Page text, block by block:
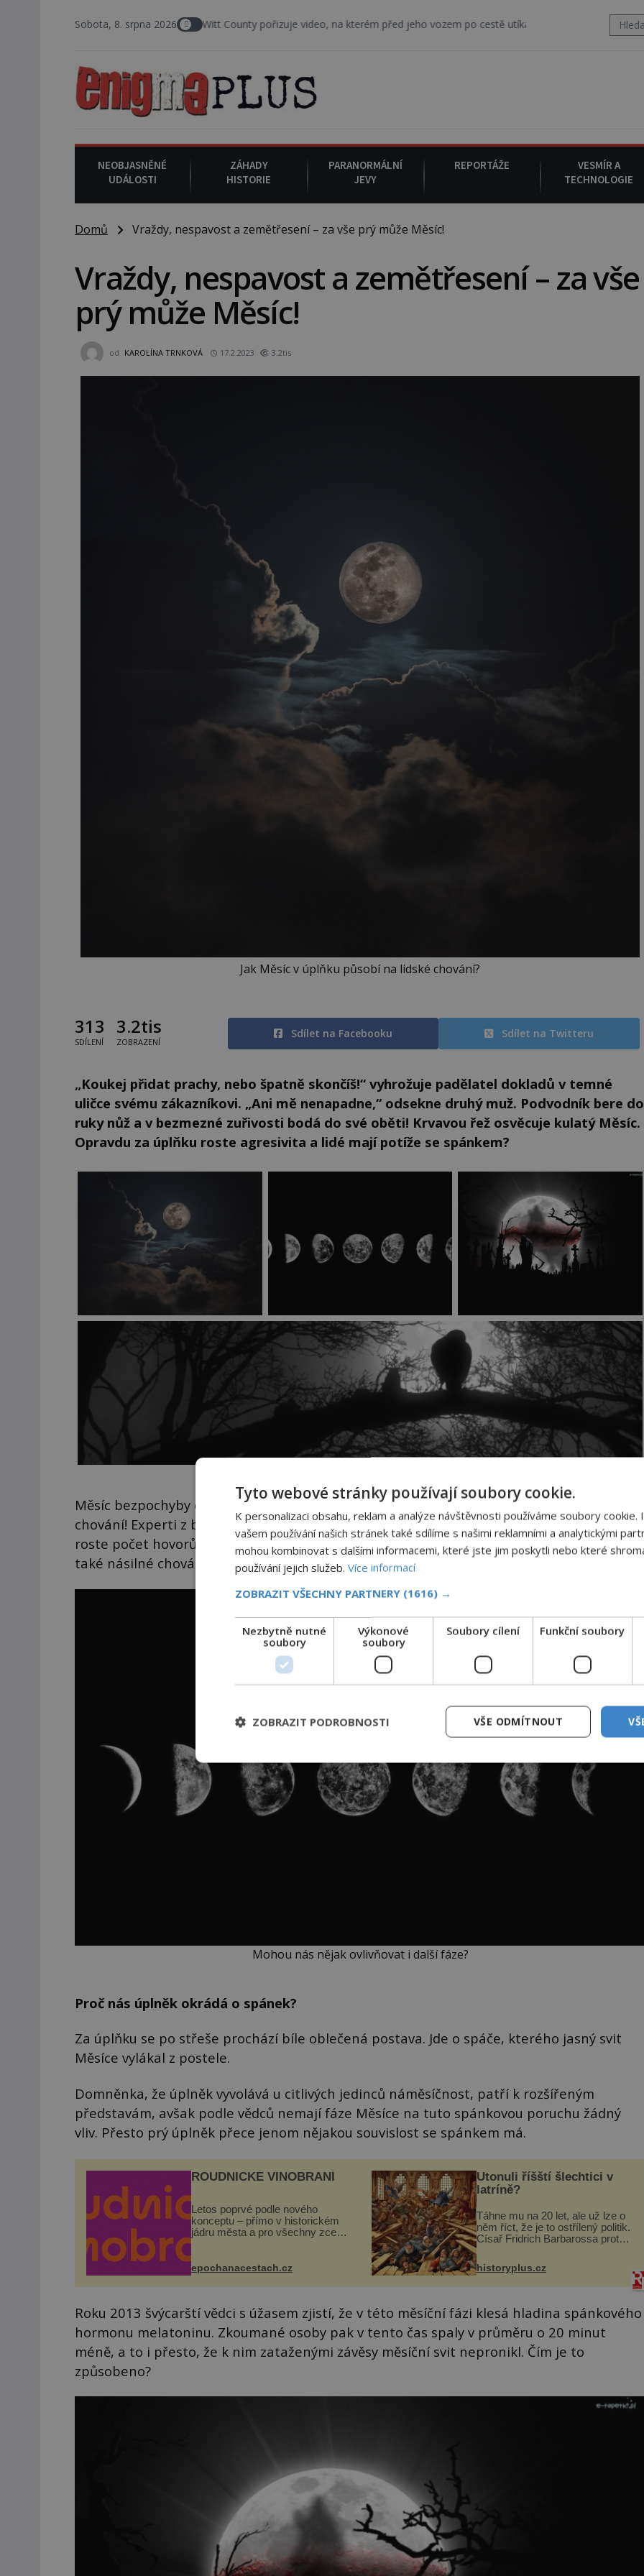
Sobota, 8. srpna 2026
šerifa v texaském DeWitt County pořizuje video, na kterém před jeho vozem po cestě utíká zvláštní psovitá šelma, údajně
NEOBJASNĚNÉ
UDÁLOSTI
ZÁHADY
HISTORIE
PARANORMÁLNÍ
JEVY
REPORTÁŽE
VESMÍR A
TECHNOLOGIE
Domů Vraždy, nespavost a zemětřesení – za vše prý může Měsíc!
Vraždy, nespavost a zemětřesení – za vše
prý může Měsíc!
od KAROLÍNA TRNKOVÁ 17.2.2023 3.2tis
Jak Měsíc v úplňku působí na lidské chování?
313
SDÍLENÍ
3.2tis
ZOBRAZENÍ
Sdílet na Facebooku Sdílet na Twitteru
„Koukej přidat prachy, nebo špatně skončíš!“ vyhrožuje padělatel dokladů v temné
uličce svému zákazníkovi. „Ani mě nenapadne,“ odsekne druhý muž. Podvodník bere do
ruky nůž a v bezmezné zuřivosti bodá do své oběti! Krvavou řež osvěcuje kulatý Měsíc.
Opravdu za úplňku roste agresivita a lidé mají potíže se spánkem?
Měsíc bezpochyby ovlivňuje dění na Zemi, zdá se ale, že tajemná luna ovlivňuje i lidské
chování! Experti z britské telekomunikační společnosti BT například zjistili, že za úplňku
roste počet hovorů a připojení k internetu. Jenže jak je to s tvrzeními, že úplněk vyvolává
také násilné chování?
Mohou nás nějak ovlivňovat i další fáze?
Proč nás úplněk okrádá o spánek?
Za úplňku se po střeše prochází bíle oblečená postava. Jde o spáče, kterého jasný svit
Měsíce vylákal z postele.
Domněnka, že úplněk vyvolává u citlivých jedinců náměsíčnost, patří k rozšířeným
představám, avšak podle vědců nemají fáze Měsíce na tuto spánkovou poruchu žádný
vliv. Přesto prý úplněk přece jenom nějakou souvislost se spánkem má.
ROUDNICKÉ VINOBRANÍ
Letos poprvé podle nového
konceptu – přímo v historickém
jádru města a pro všechny zcela
náměstí. Návštěvníci se mohou
epochanacestach.cz
Utonuli říšští šlechtici v
latríně?
Táhne mu na 20 let, ale už lze o
něm říct, že je to ostřílený politik.
Císař Fridrich Barbarossa proto
Jindřicha VI. do Erfurtu, aby se
stal prostředníkem při řešení
sporu m...
historyplus.cz
Roku 2013 švýcarští vědci s úžasem zjistí, že v této měsíční fázi klesá hladina spánkového
hormonu melatoninu. Zkoumané osoby pak v tento čas spaly v průměru o 20 minut
méně, a to i přesto, že k nim zataženými závěsy měsíční svit nepronikl. Čím je to
způsobeno?
Tyto webové stránky používají soubory cookie.
K personalizaci obsahu, reklam a analýze návštěvnosti používáme soubory cookie.
vašem používání našich stránek také sdílíme s našimi reklamními a analytickými
mohou kombinovat s dalšími informacemi, které jste jim poskytli nebo které
používání jejich služeb. Více informací
ZOBRAZIT VŠECHNY PARTNERY (1616) →
Nezbytně nutné
soubory
Výkonové
soubory
Soubory cílení Funkční soubory
VŠE ODMÍTNOUT
ZOBRAZIT PODROBNOSTI